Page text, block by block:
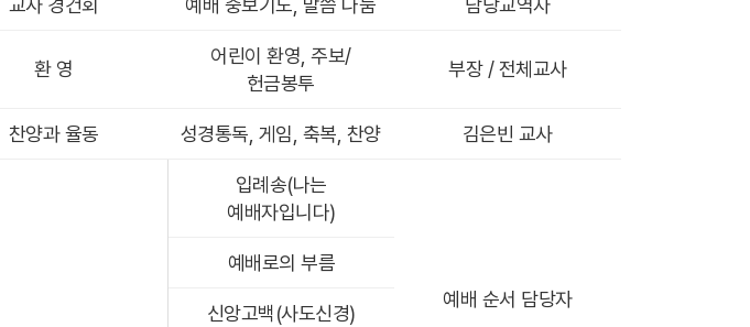
교사 경건회 예배 중보기도, 말씀 나눔 담당교역자
환 영
어린이 환영, 주보/
헌금봉투
부장 / 전체교사
찬양과 율동 성경통독, 게임, 축복, 찬양 김은빈 교사
입례송(나는
예배자입니다)
예배 순서 담당자
예배로의 부름
신앙고백(사도신경)